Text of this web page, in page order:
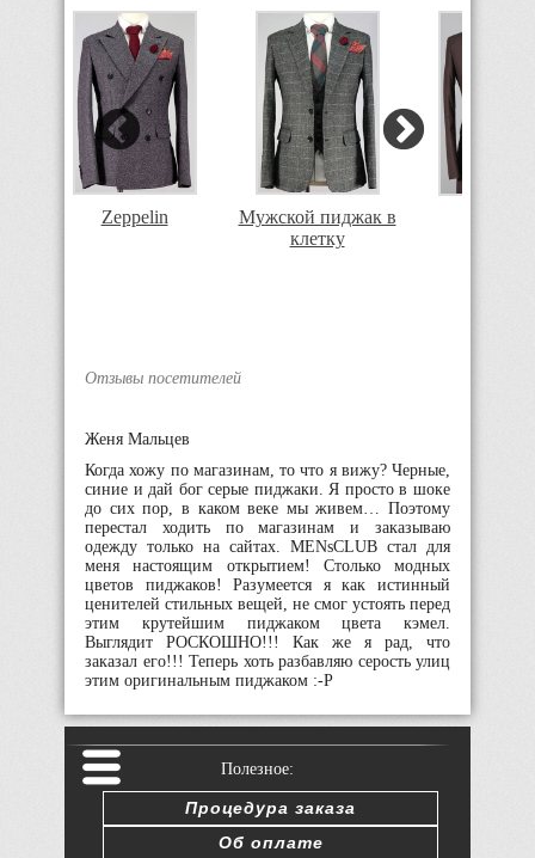
Zeppelin
Мужской пиджак в
клетку
Отзывы посетителей
Женя Мальцев
Когда хожу по магазинам, то что я вижу? Черные,
синие и дай бог серые пиджаки. Я просто в шоке
до сих пор, в каком веке мы живем… Поэтому
перестал ходить по магазинам и заказываю
одежду только на сайтах. MENsCLUB стал для
меня настоящим открытием! Столько модных
цветов пиджаков! Разумеется я как истинный
ценителей стильных вещей, не смог устоять перед
этим крутейшим пиджаком цвета кэмел.
Выглядит РОСКОШНО!!! Как же я рад, что
заказал его!!! Теперь хоть разбавляю серость улиц
этим оригинальным пиджаком :-P
Полезное:
Процедура заказа
Об оплате